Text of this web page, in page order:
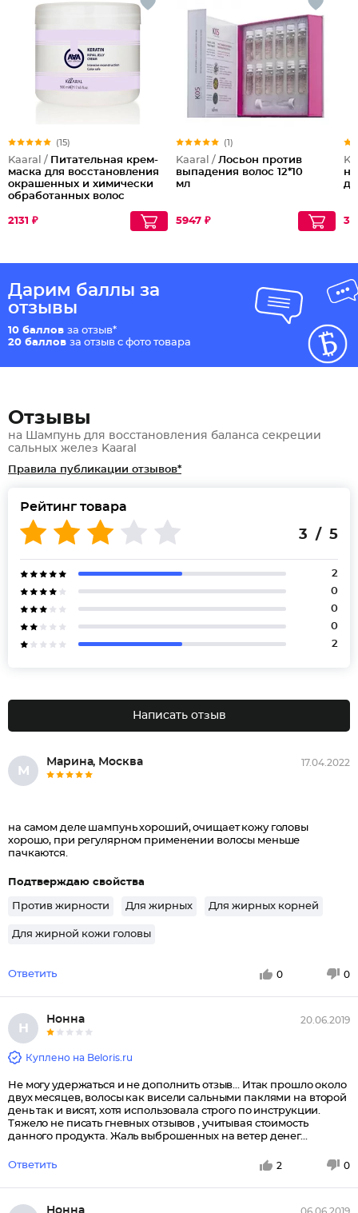
(15)
Kaaral / Питательная крем-
маска для восстановления
окрашенных и химически
обработанных волос
2131 ₽
(1)
Kaaral / Лосьон против
выпадения волос 12*10
мл
5947 ₽
Дарим баллы за
отзывы
10 баллов за отзыв*
20 баллов за отзыв с фото товара
Отзывы
на Шампунь для восстановления баланса секреции
сальных желез Kaaral
Правила публикации отзывов*
Рейтинг товара
3 / 5
2
0
0
0
2
Написать отзыв
М
Марина, Москва 17.04.2022
на самом деле шампунь хороший, очищает кожу головы
хорошо, при регулярном применении волосы меньше
пачкаются.
Подтверждаю свойства
Против жирности Для жирных Для жирных корней
Для жирной кожи головы
Ответить 0 0
Н
Нонна 20.06.2019
Куплено на Beloris.ru
Не могу удержаться и не дополнить отзыв... Итак прошло около
двух месяцев, волосы как висели сальными паклями на второй
день так и висят, хотя использовала строго по инструкции.
Тяжело не писать гневных отзывов , учитывая стоимость
данного продукта. Жаль выброшенных на ветер денег...
Ответить 2 0
Нонна